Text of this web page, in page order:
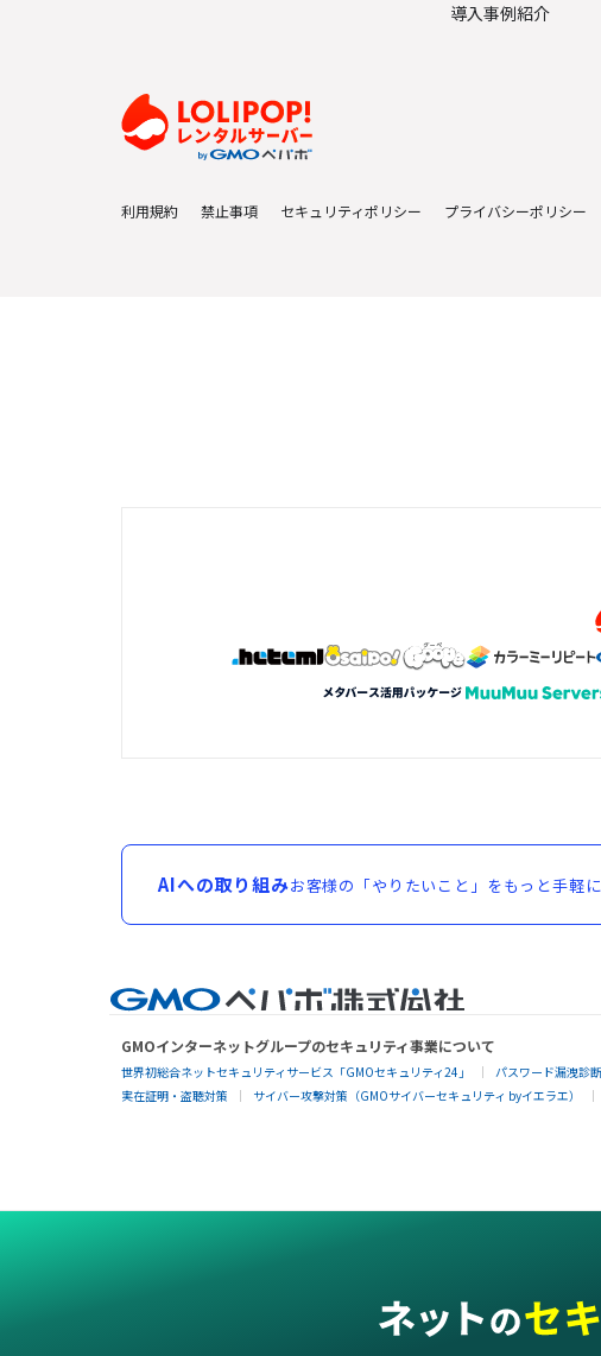
導入事例紹介
利用規約 禁止事項 セキュリティポリシー プライバシーポリシー
AIへの取り組みお客様の「やりたいこと」をもっと手軽
GMOインターネットグループのセキュリティ事業について
世界初総合ネットセキュリティサービス「GMOセキュリティ24」 パスワード漏洩診断
実在証明・盗聴対策
サイバー攻撃対策（GMOサイバーセキュリティ byイエラエ）